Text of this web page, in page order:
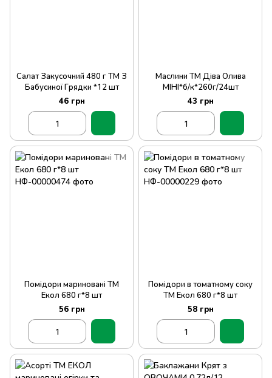
Салат Закусочний 480 г ТМ З
Бабусиної Грядки *12 шт
46 грн
Маслини ТМ Діва Олива
МІНІ*б/к*260г/24шт
43 грн
Помідори мариновані ТМ
Екол 680 г*8 шт
56 грн
Помідори в томатному соку
ТМ Екол 680 г*8 шт
58 грн